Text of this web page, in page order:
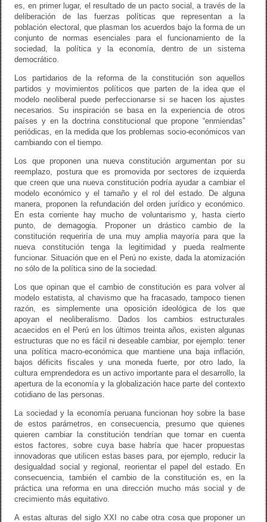
es, en primer lugar, el resultado de un pacto social, a través de la
deliberación de las fuerzas políticas que representan a la
población electoral, que plasman los acuerdos bajo la forma de un
conjunto de normas esenciales para el funcionamiento de la
sociedad, la política y la economía, dentro de un sistema
democrático.
Los partidarios de la reforma de la constitución son aquellos
partidos y movimientos políticos que parten de la idea que el
modelo neoliberal puede perfeccionarse si se hacen los ajustes
necesarios. Su inspiración se basa en la experiencia de otros
países y en la doctrina constitucional que propone “enmiendas”
periódicas, en la medida que los problemas socio-económicos van
cambiando con el tiempo.
Los que proponen una nueva constitución argumentan por su
reemplazo, postura que es promovida por sectores de izquierda
que creen que una nueva constitución podría ayudar a cambiar el
modelo económico y el tamaño y el rol del estado. De alguna
manera, proponen la refundación del orden jurídico y económico.
En esta corriente hay mucho de voluntarismo y, hasta cierto
punto, de demagogia. Proponer un drástico cambio de la
constitución requeriría de una muy amplia mayoría para que la
nueva constitución tenga la legitimidad y pueda realmente
funcionar. Situación que en el Perú no existe, dada la atomización
no sólo de la política sino de la sociedad.
Los que opinan que el cambio de constitución es para volver al
modelo estatista, al chavismo que ha fracasado, tampoco tienen
razón, es simplemente una oposición ideológica de los que
apoyan el neoliberalismo. Dados los cambios estructurales
acaecidos en el Perú en los últimos treinta años, existen algunas
estructuras que no es fácil ni deseable cambiar, por ejemplo: tener
una política macro-económica que mantiene una baja inflación,
bajos déficits fiscales y una moneda fuerte, por otro lado, la
cultura emprendedora es un activo importante para el desarrollo, la
apertura de la economía y la globalización hace parte del contexto
cotidiano de las personas.
La sociedad y la economía peruana funcionan hoy sobre la base
de estos parámetros, en consecuencia, presumo que quienes
quieren cambiar la constitución tendrían que tomar en cuenta
estos factores, sobre cuya base habría que hacer propuestas
innovadoras que utilicen estas bases para, por ejemplo, reducir la
desigualdad social y regional, reorientar el papel del estado. En
consecuencia, también el cambio de la constitución es, en la
práctica una reforma en una dirección mucho más social y de
crecimiento más equitativo.
A estas alturas del siglo XXI no cabe otra cosa que proponer un